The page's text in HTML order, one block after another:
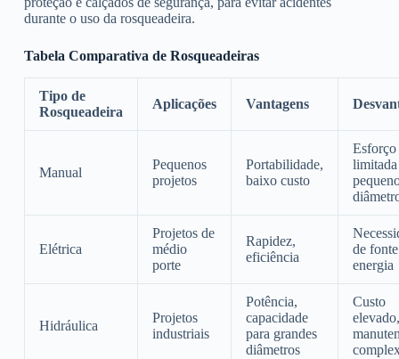
durante o uso da rosqueadeira.
Tabela Comparativa de Rosqueadeiras
Tipo de
Rosqueadeira
Aplicações Vantagens
Manual
Pequenos
projetos
Portabilidade,
baixo custo
limitada
Elétrica
Projetos de
médio
porte
Rapidez,
eficiência
de
energia
Hidráulica
Projetos
industriais
Potência,
capacidade
para grandes
diâmetros
Custo
elevado,